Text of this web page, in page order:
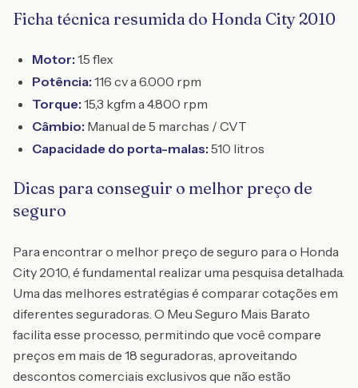
Ficha técnica resumida do Honda City 2010
Motor: 1.5 flex
Potência: 116 cv a 6.000 rpm
Torque: 15,3 kgfm a 4.800 rpm
Câmbio: Manual de 5 marchas / CVT
Capacidade do porta-malas: 510 litros
Dicas para conseguir o melhor preço de
seguro
Para encontrar o melhor preço de seguro para o Honda
City 2010, é fundamental realizar uma pesquisa detalhada.
Uma das melhores estratégias é comparar cotações em
diferentes seguradoras. O Meu Seguro Mais Barato
facilita esse processo, permitindo que você compare
preços em mais de 18 seguradoras, aproveitando
descontos comerciais exclusivos que não estão